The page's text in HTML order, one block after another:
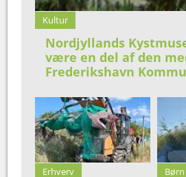
Kultur
Nordjyllands
være en del af den
Frederikshavn
Erhverv